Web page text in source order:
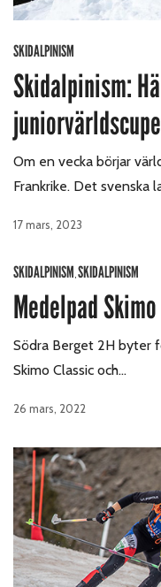
SKIDALPINISM
Skidalpinism:
Om en vecka börjar
Frankrike. Det svenska
17 mars, 2023
SKIDALPINISM,SKIDALPINISM
Medelpad
Södra Berget 2H byter
Skimo Classic och…
26 mars, 2022